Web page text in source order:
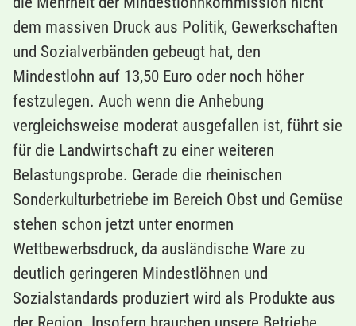
dem massiven Druck aus Politik, Gewerkschaften
und Sozialverbänden gebeugt hat, den
Mindestlohn auf 13,50 Euro oder noch höher
festzulegen. Auch wenn die Anhebung
vergleichsweise moderat ausgefallen ist, führt sie
für die Landwirtschaft zu einer weiteren
Belastungsprobe. Gerade die rheinischen
Sonderkulturbetriebe im Bereich Obst und Gemüse
stehen schon jetzt unter enormen
Wettbewerbsdruck, da ausländische Ware zu
deutlich geringeren Mindestlöhnen und
Sozialstandards produziert wird als Produkte aus